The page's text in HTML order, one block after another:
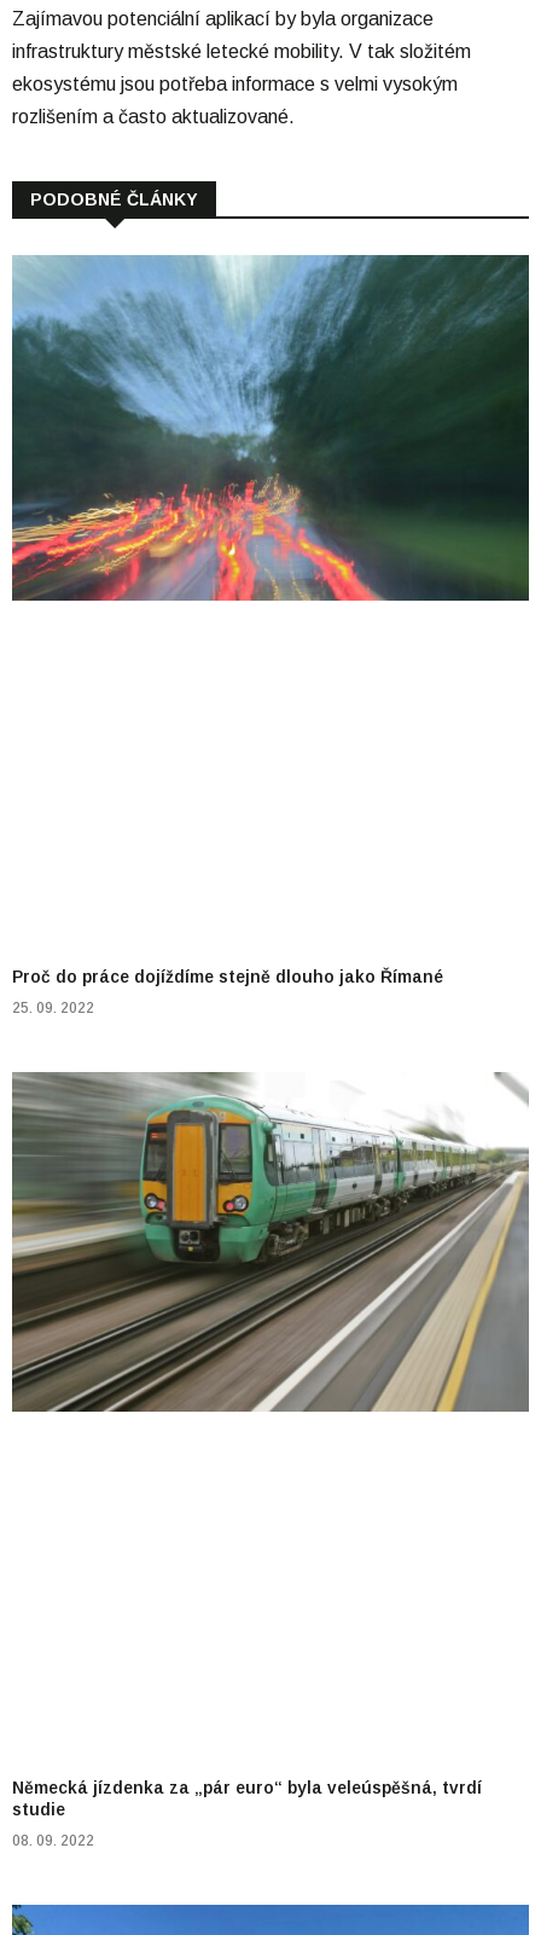
Zajímavou potenciální aplikací by byla organizace
infrastruktury městské letecké mobility. V tak složitém
ekosystému jsou potřeba informace s velmi vysokým
rozlišením a často aktualizované.
PODOBNÉ ČLÁNKY
Proč do práce dojíždíme stejně dlouho jako Římané
25. 09. 2022
Německá jízdenka za „pár euro“ byla veleúspěšná, tvrdí
studie
08. 09. 2022